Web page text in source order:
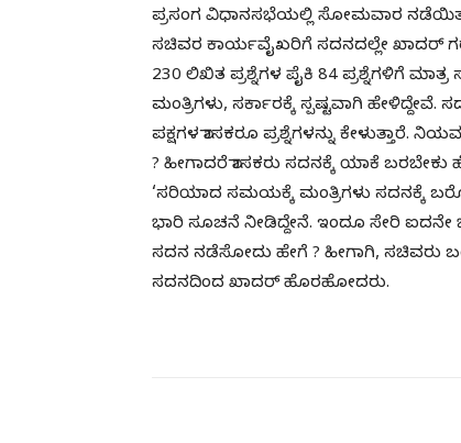
ಪ್ರಸಂಗ ವಿಧಾನಸಭೆಯಲ್ಲಿ ಸೋಮವಾರ
ಸಚಿವರ ಕಾರ್ಯವೈಖರಿಗೆ ಸದನದಲ್ಲೇ ಖಾದರ್
230 ಲಿಖಿತ ಪ್ರಶ್ನೆಗಳ ಪೈಕಿ 84 ಪ್ರಶ್ನೆಗಳಿಗೆ
ಮಂತ್ರಿಗಳು, ಸರ್ಕಾರಕ್ಕೆ ಸ್ಪಷ್ಟವಾಗಿ
ಪಕ್ಷಗಳ ಶಾಸಕರೂ ಪ್ರಶ್ನೆಗಳನ್ನು ಕೇಳುತ್ತಾರೆ.
? ಹೀಗಾದರೆ ಶಾಸಕರು ಸದನಕ್ಕೆ ಯಾಕೆ
‘ಸರಿಯಾದ ಸಮಯಕ್ಕೆ ಮಂತ್ರಿಗಳು ಸದನಕ್ಕೆ
ಭಾರಿ ಸೂಚನೆ ನೀಡಿದ್ದೇನೆ. ಇಂದೂ ಸೇರಿ
ಸದನ ನಡೆಸೋದು ಹೇಗೆ ? ಹೀಗಾಗಿ, ಸಚಿವರು
ಸದನದಿಂದ ಖಾದರ್ ಹೊರಹೋದರು.